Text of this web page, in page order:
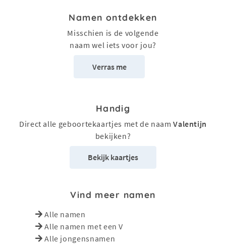
Namen ontdekken
Misschien is de volgende
naam wel iets voor jou?
Verras me
Handig
Direct alle geboortekaartjes met de naamValentijn
bekijken?
Bekijk kaartjes
Vind meer namen
Alle namen
Alle namen met een V
Alle jongensnamen